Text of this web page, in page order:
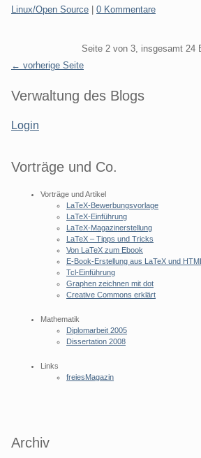
Kategorien:
Linux/Open Source 0 Kommentare
Seite 2 von 3, insgesamt 24
← vorherige Seite
Seitenleiste
Verwaltung des Blogs
Login
Vorträge und Co.
Vorträge und Artikel
LaTeX-Bewerbungsvorlage
LaTeX-Einführung
LaTeX-Magazinerstellung
LaTeX – Tipps und Tricks
Von LaTeX zum Ebook
E-Book-Erstellung aus LaTeX und
Tcl-Einführung
Graphen zeichnen mit dot
Creative Commons erklärt
Mathematik
Diplomarbeit 2005
Dissertation 2008
Links
freiesMagazin
Archiv